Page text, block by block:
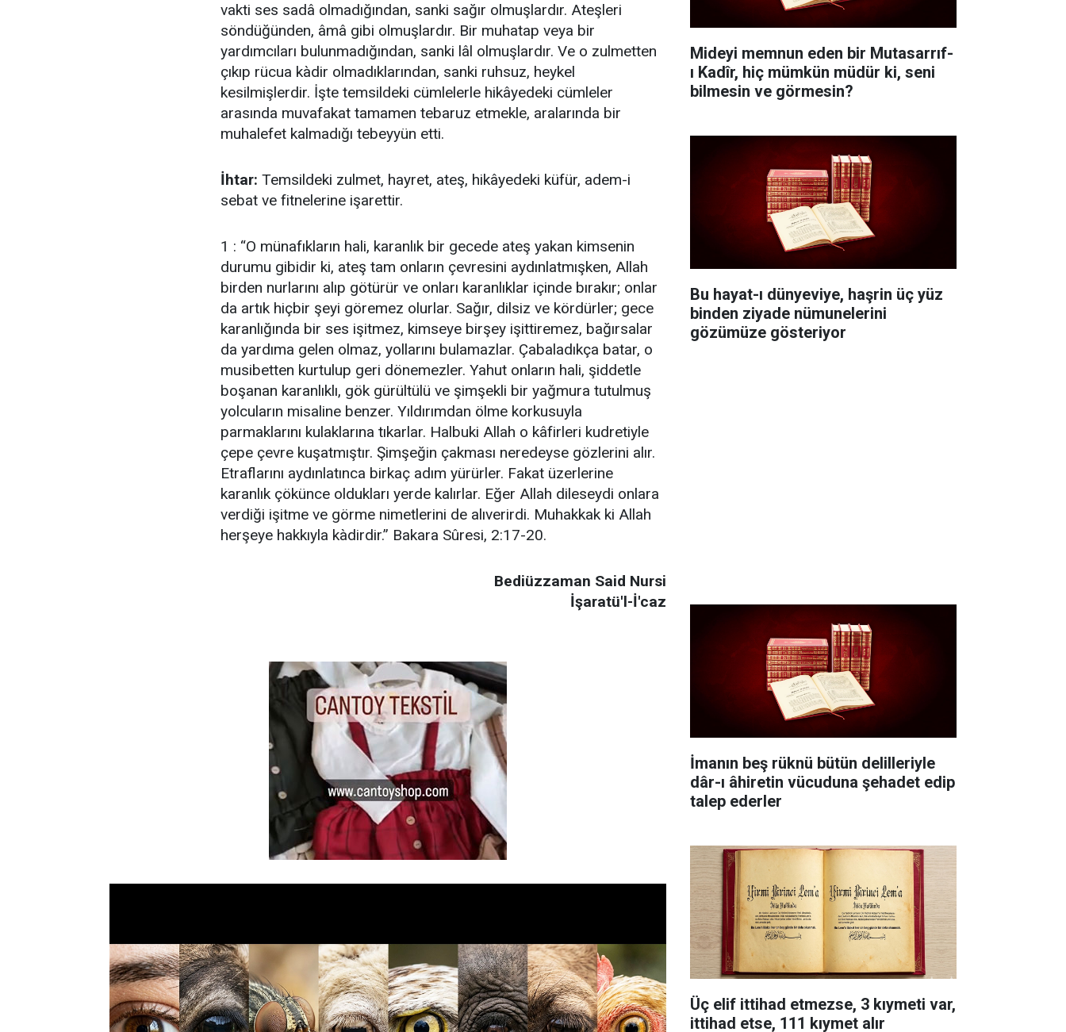
vakti ses sadâ olmadığından, sanki sağır olmuşlardır. Ateşleri
söndüğünden, âmâ gibi olmuşlardır. Bir muhatap veya bir
yardımcıları bulunmadığından, sanki lâl olmuşlardır. Ve o zulmetten
çıkıp rücua kàdir olmadıklarından, sanki ruhsuz, heykel
kesilmişlerdir. İşte temsildeki cümlelerle hikâyedeki cümleler
arasında muvafakat tamamen tebaruz etmekle, aralarında bir
muhalefet kalmadığı tebeyyün etti.
İhtar: Temsildeki zulmet, hayret, ateş, hikâyedeki küfür, adem-i
sebat ve fitnelerine işarettir.
1 : “O münafıkların hali, karanlık bir gecede ateş yakan kimsenin
durumu gibidir ki, ateş tam onların çevresini aydınlatmışken, Allah
birden nurlarını alıp götürür ve onları karanlıklar içinde bırakır; onlar
da artık hiçbir şeyi göremez olurlar. Sağır, dilsiz ve kördürler; gece
karanlığında bir ses işitmez, kimseye birşey işittiremez, bağırsalar
da yardıma gelen olmaz, yollarını bulamazlar. Çabaladıkça batar, o
musibetten kurtulup geri dönemezler. Yahut onların hali, şiddetle
boşanan karanlıklı, gök gürültülü ve şimşekli bir yağmura tutulmuş
yolcuların misaline benzer. Yıldırımdan ölme korkusuyla
parmaklarını kulaklarına tıkarlar. Halbuki Allah o kâfirleri kudretiyle
çepe çevre kuşatmıştır. Şimşeğin çakması neredeyse gözlerini alır.
Etraflarını aydınlatınca birkaç adım yürürler. Fakat üzerlerine
karanlık çökünce oldukları yerde kalırlar. Eğer Allah dileseydi onlara
verdiği işitme ve görme nimetlerini de alıverirdi. Muhakkak ki Allah
herşeye hakkıyla kàdirdir.” Bakara Sûresi, 2:17-20.
Bediüzzaman Said Nursi
İşaratü'l-İ'caz
Mideyi memnun eden bir Mutasarrıf-
ı Kadîr, hiç mümkün müdür ki, seni
bilmesin ve görmesin?
Bu hayat-ı dünyeviye, haşrin üç yüz
binden ziyade nümunelerini
gözümüze gösteriyor
İmanın beş rüknü bütün delilleriyle
dâr-ı âhiretin vücuduna şehadet edip
talep ederler
Üç elif ittihad etmezse, 3 kıymeti var,
ittihad etse, 111 kıymet alır